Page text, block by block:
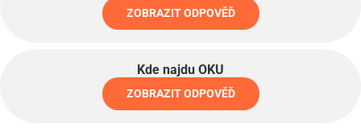
ZOBRAZIT ODPOVĚĎ
Kde najdu OKU
ZOBRAZIT ODPOVĚĎ